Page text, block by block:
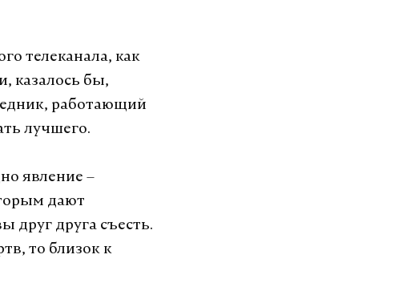
телеканала, как
казалось бы,
работающий
лучшего.
явление –
дают
друг друга съесть.
то близок к